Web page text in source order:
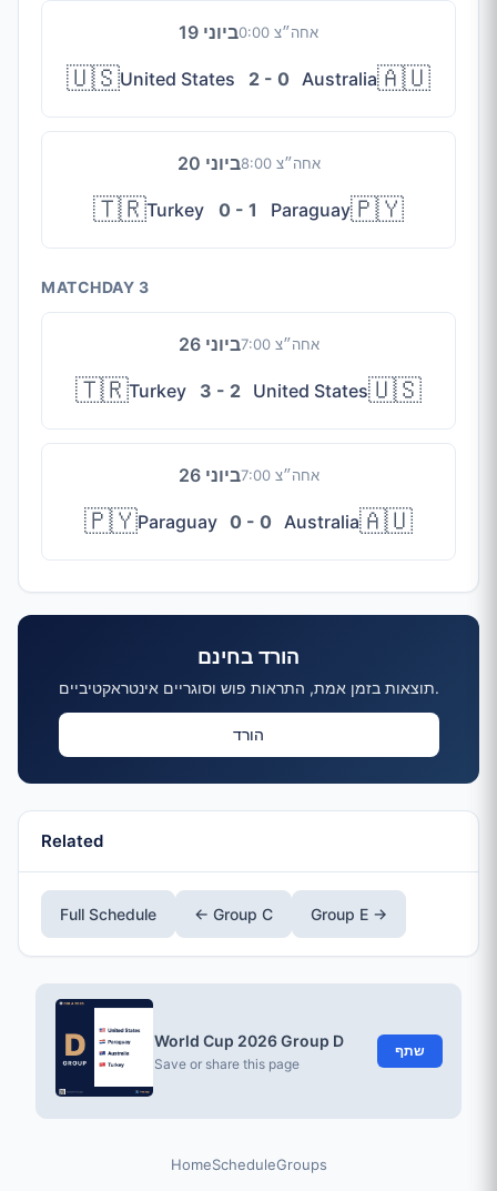
19 ביוני 0:00 אחה״צ
🇺🇸United States 2 - 0 Australia🇦🇺
20 ביוני 8:00 אחה״צ
🇹🇷Turkey 0 - 1 Paraguay🇵🇾
MATCHDAY 3
26 ביוני 7:00 אחה״צ
🇹🇷Turkey 3 - 2 United States🇺🇸
26 ביוני 7:00 אחה״צ
🇵🇾Paraguay 0 - 0 Australia🇦🇺
הורד בחינם
תוצאות בזמן אמת, התראות פוש וסוגריים אינטראקטיביים.
הורד
Related
Full Schedule ← Group C Group E →
World Cup 2026 Group D
Save or share this page
שתף
HomeScheduleGroups